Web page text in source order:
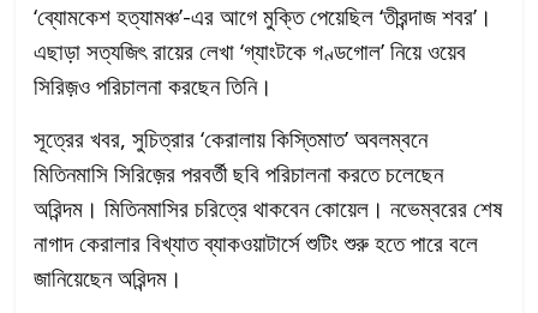
‘ব্যোমকেশ হত্যামঞ্চ’-এর আগে মুক্তি পেয়েছিল ‘তীরন্দাজ শবর’।
এছাড়া সত্যজিৎ রায়ের লেখা ‘গ্যাংটকে গণ্ডগোল’ নিয়ে ওয়েব
সিরিজ়ও পরিচালনা করছেন তিনি।
সূত্রের খবর, সুচিত্রার ‘কেরালায় কিস্তিমাত’ অবলম্বনে
মিতিনমাসি সিরিজ়ের পরবর্তী ছবি পরিচালনা করতে চলেছেন
অরিন্দম। মিতিনমাসির চরিত্রে থাকবেন কোয়েল। নভেম্বরের শেষ
নাগাদ কেরালার বিখ্যাত ব্যাকওয়াটার্সে শুটিং শুরু হতে পারে বলে
জানিয়েছেন অরিন্দম।